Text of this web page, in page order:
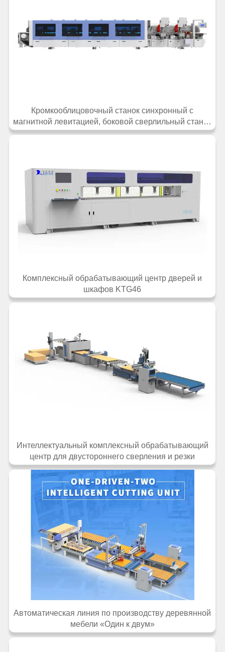
Кромкооблицовочный станок синхронный с
магнитной левитацией, боковой сверлильный станок
КФ-53КСТ
Комплексный обрабатывающий центр дверей и
шкафов KTG46
Интеллектуальный комплексный обрабатывающий
центр для двустороннего сверления и резки
Автоматическая линия по производству деревянной
мебели «Один к двум»